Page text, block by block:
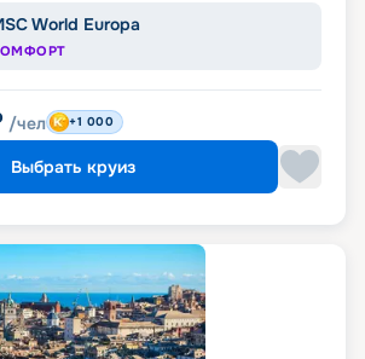
World Europa
/чел +1 000
Выбрать круиз